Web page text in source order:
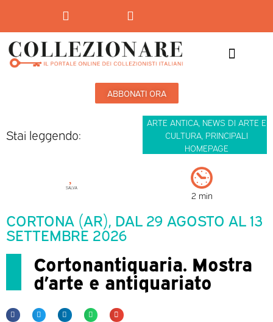
ABBONATI ORA
Stai leggendo:
ARTE ANTICA, NEWS DI ARTE E
CULTURA, PRINCIPALI
HOMEPAGE
SALVA
2 min
CORTONA (AR), DAL 29 AGOSTO AL 13
SETTEMBRE 2026
Cortonantiquaria. Mostra
d’arte e antiquariato